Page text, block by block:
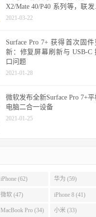
X2/Mate 40/P40 系列等，联发
天玑机型可能无缘
2021-03-22
Surface Pro 7+ 获得首次固件
新：修复屏幕刷新与 USB-C
口问题
2021-01-28
微软发布全新Surface Pro 7+平
电脑二合一设备
2021-01-25
iPhone (62) 华为 (59)
微软 (47) iPhone 8 (41)
MacBook Pro (34) 小米 (33)